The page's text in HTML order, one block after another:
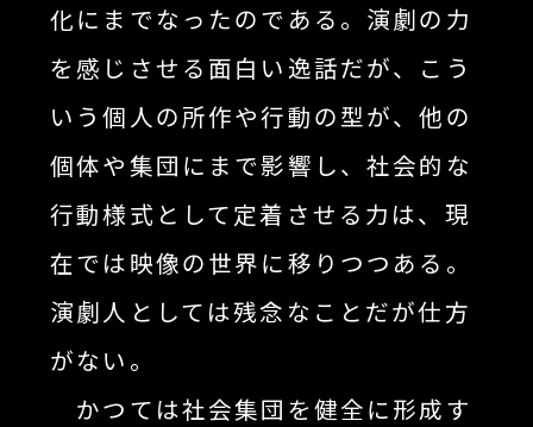
化にまでなったのである。演劇の力
を感じさせる面白い逸話だが、こう
いう個人の所作や行動の型が、他の
個体や集団にまで影響し、社会的な
行動様式として定着させる力は、現
在では映像の世界に移りつつある。
演劇人としては残念なことだが仕方
がない。
かつては社会集団を健全に形成す